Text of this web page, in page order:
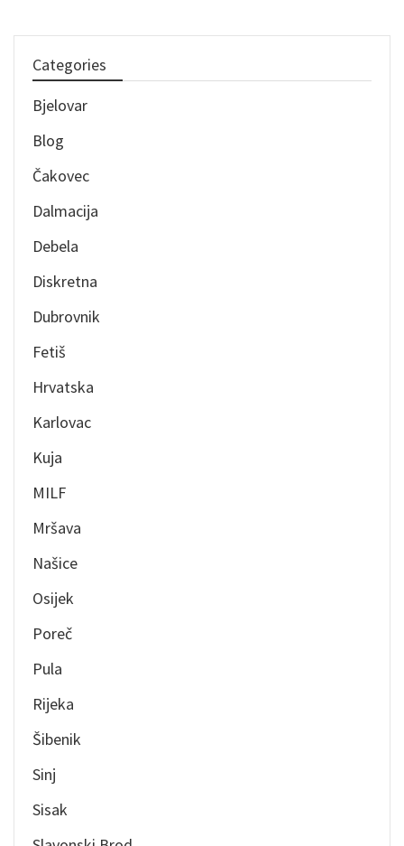
Categories
Bjelovar
Blog
Čakovec
Dalmacija
Debela
Diskretna
Dubrovnik
Fetiš
Hrvatska
Karlovac
Kuja
MILF
Mršava
Našice
Osijek
Poreč
Pula
Rijeka
Šibenik
Sinj
Sisak